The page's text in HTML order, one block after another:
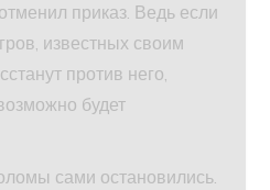
приказ. Ведь если
известных своим
против него,
будет
сами остановились.